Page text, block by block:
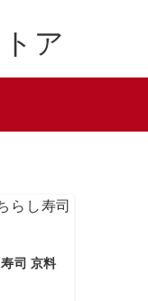
ア
司 京料